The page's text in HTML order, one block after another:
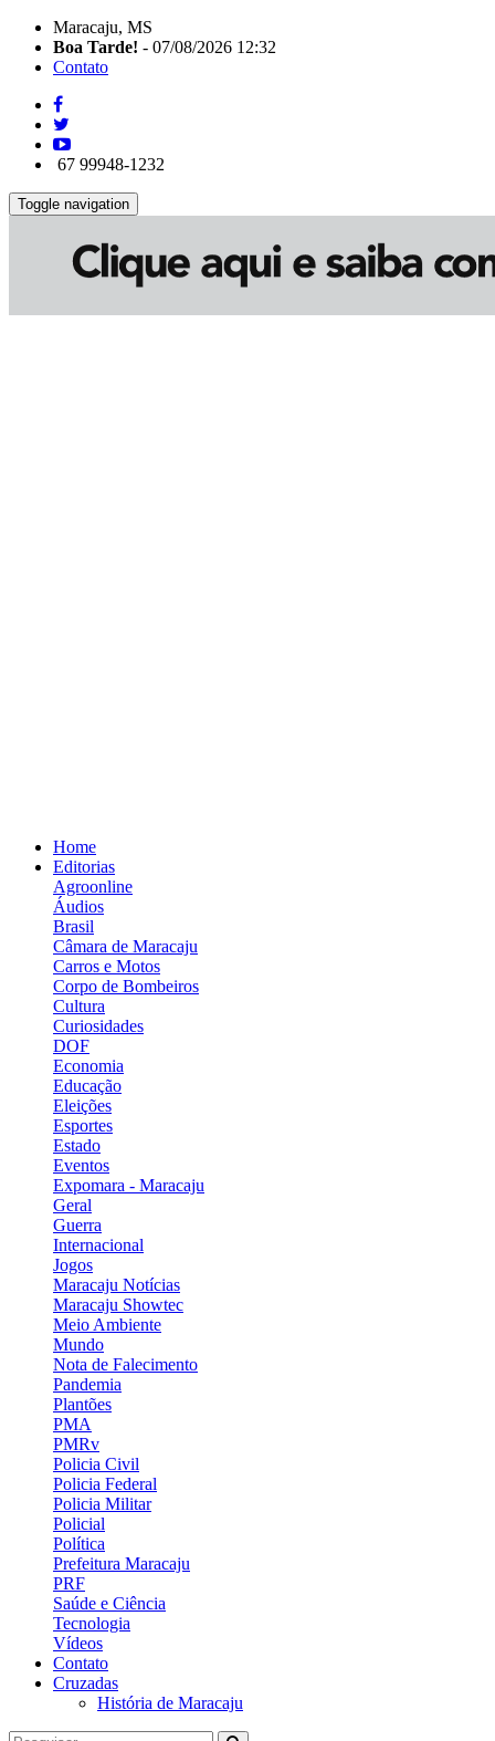
Maracaju, MS
Boa Tarde! - 07/08/2026 12:32
Contato
67 99948-1232
Toggle navigation
Home
Editorias
Agroonline
Áudios
Brasil
Câmara de Maracaju
Carros e Motos
Corpo de Bombeiros
Cultura
Curiosidades
DOF
Economia
Educação
Eleições
Esportes
Estado
Eventos
Expomara - Maracaju
Geral
Guerra
Internacional
Jogos
Maracaju Notícias
Maracaju Showtec
Meio Ambiente
Mundo
Nota de Falecimento
Pandemia
Plantões
PMA
PMRv
Policia Civil
Policia Federal
Policia Militar
Policial
Política
Prefeitura Maracaju
PRF
Saúde e Ciência
Tecnologia
Vídeos
Contato
Cruzadas
História de Maracaju